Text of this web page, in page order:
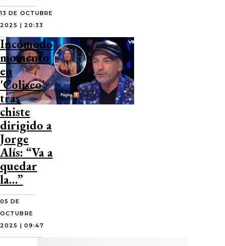
13 DE OCTUBRE
2025 | 20:33
Incómodo
momento
en
'Coliseo'
tras
chiste
dirigido a
Jorge
Alís: “Va a
quedar
la…”
05 DE
OCTUBRE
2025 | 09:47